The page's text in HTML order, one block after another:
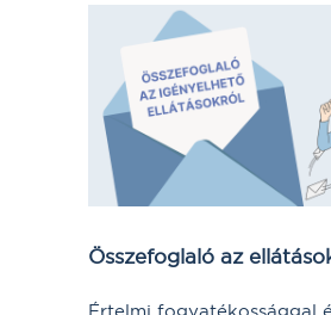
Összefoglaló az